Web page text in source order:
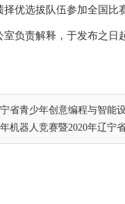
优选拔队伍参加全国比
负责解释，于发布之日
省青少年创意编程与智能
机器人竞赛暨2020年辽宁